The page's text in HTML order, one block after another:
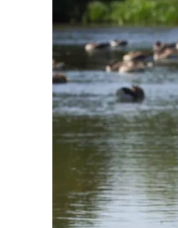
Koninkpaarden
in
Nationaal
Park
Zuid-
Kennemerland